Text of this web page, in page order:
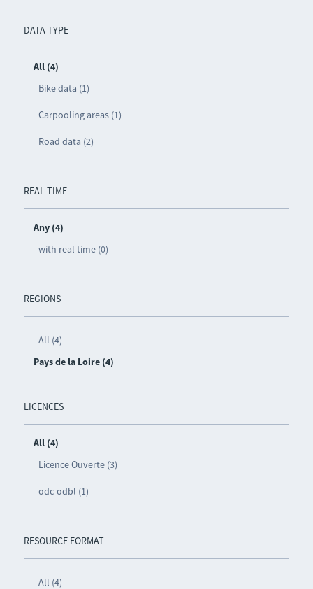
DATA TYPE
All (4)
Bike data (1)
Carpooling areas (1)
Road data (2)
REAL TIME
Any (4)
with real time (0)
REGIONS
All (4)
Pays de la Loire (4)
LICENCES
All (4)
Licence Ouverte (3)
odc-odbl (1)
RESOURCE FORMAT
All (4)